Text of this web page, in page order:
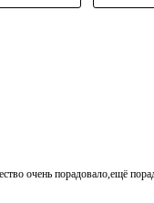
очень порадовало,ещё